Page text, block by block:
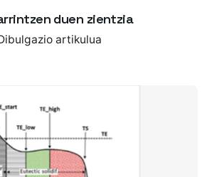
duen zientzia
artikulua